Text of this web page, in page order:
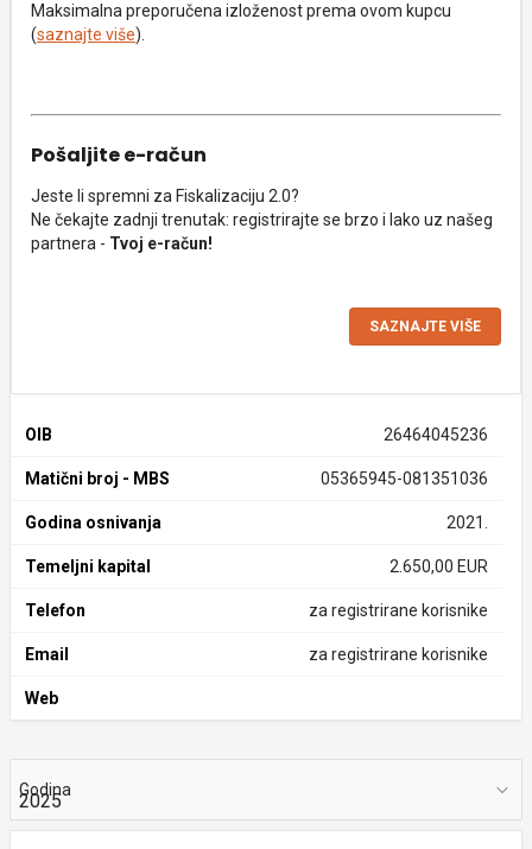
Maksimalna preporučena izloženost prema ovom kupcu
(saznajte više).
Pošaljite e-račun
Jeste li spremni za Fiskalizaciju 2.0?
Ne čekajte zadnji trenutak: registrirajte se brzo i lako uz našeg
partnera - Tvoj e-račun!
SAZNAJTE VIŠE
OIB 26464045236
Matični broj - MBS 05365945-081351036
Godina osnivanja 2021.
Temeljni kapital 2.650,00 EUR
Telefon za registrirane korisnike
Email za registrirane korisnike
Web
Godina